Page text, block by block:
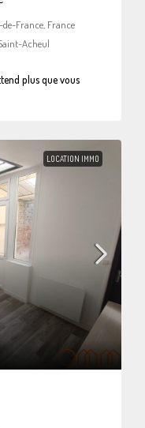
de-France, France
Acheul
plus que vous
LOCATION IMMO